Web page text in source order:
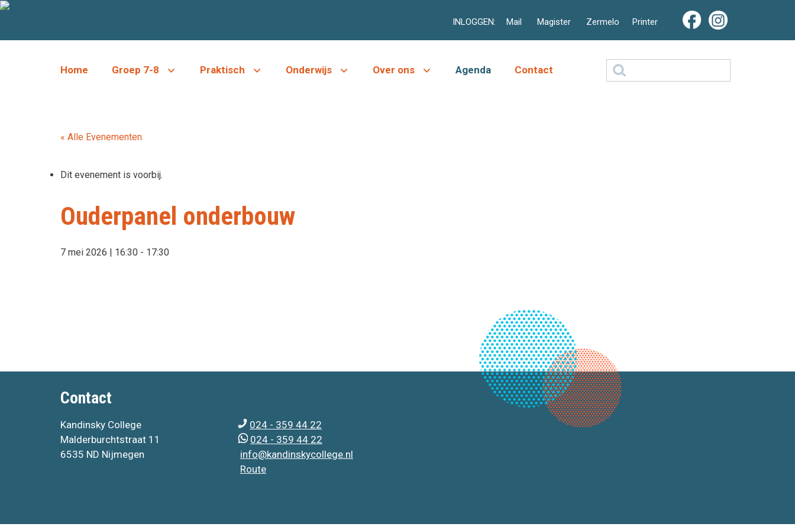
Ga
INLOGGEN: Mail Magister Zermelo Printer
Home Groep 7-8 Praktisch Onderwijs Over ons Agenda Contact
« Alle Evenementen
Dit evenement is voorbij.
Ouderpanel onderbouw
7 mei 2026 | 16:30 - 17:30
Contact
Kandinsky College
Malderburchtstraat 11
6535 ND Nijmegen
024 - 359 44 22
024 - 359 44 22
info@kandinskycollege.nl
Route